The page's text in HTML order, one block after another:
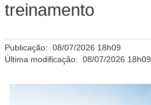
treinamento
Publicação: 08/07/2026 18h09
Última modificação: 08/07/2026 18h09